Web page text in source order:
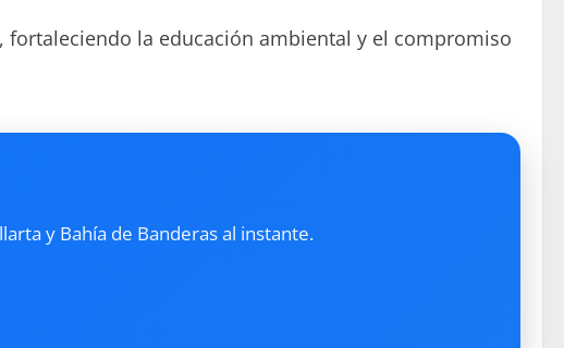
fortaleciendo la educación ambiental y el compromiso
y Bahía de Banderas al instante.